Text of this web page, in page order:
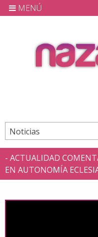
MENÚ
Noticias
- ACTUALIDAD
EN AUTONOMÍA